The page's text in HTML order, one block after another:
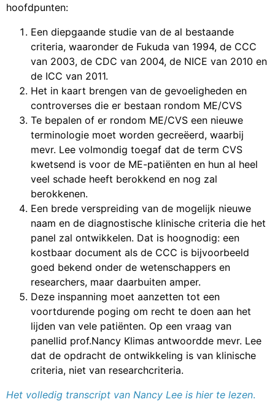
hoofdpunten:
Een diepgaande studie van de al bestaande
criteria, waaronder de Fukuda van 1994, de CCC
van 2003, de CDC van 2004, de NICE van 2010 en
de ICC van 2011.
Het in kaart brengen van de gevoeligheden en
controverses die er bestaan rondom ME/CVS
Te bepalen of er rondom ME/CVS een nieuwe
terminologie moet worden gecreëerd, waarbij
mevr. Lee volmondig toegaf dat de term CVS
kwetsend is voor de ME-patiënten en hun al heel
veel schade heeft berokkend en nog zal
berokkenen.
Een brede verspreiding van de mogelijk nieuwe
naam en de diagnostische klinische criteria die het
panel zal ontwikkelen. Dat is hoognodig: een
kostbaar document als de CCC is bijvoorbeeld
goed bekend onder de wetenschappers en
researchers, maar daarbuiten amper.
Deze inspanning moet aanzetten tot een
voortdurende poging om recht te doen aan het
lijden van vele patiënten. Op een vraag van
panellid prof.Nancy Klimas antwoordde mevr. Lee
dat de opdracht de ontwikkeling is van klinische
criteria, niet van researchcriteria.
Het volledig transcript van Nancy Lee is hier te lezen.